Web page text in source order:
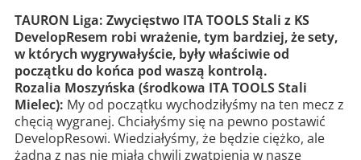
TAURON Liga: Zwycięstwo ITA TOOLS Stali z KS
DevelopResem robi wrażenie, tym bardziej, że sety,
w których wygrywałyście, były właściwie od
początku do końca pod waszą kontrolą.
Rozalia Moszyńska (środkowa ITA TOOLS Stali
Mielec): My od początku wychodziłyśmy na ten mecz z
chęcią wygranej. Chciałyśmy się na pewno postawić
DevelopResowi. Wiedziałyśmy, że będzie ciężko, ale
żadna z nas nie miała chwili zwątpienia w nasze